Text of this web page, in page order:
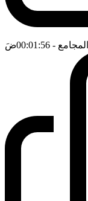
- 00:01:56 ضَ